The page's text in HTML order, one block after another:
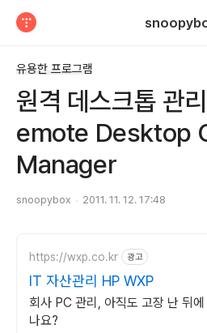
유용한 프로그램
원격 데스크톱 관
emote Desktop
Manager
snoopybox 2011. 11. 12. 17:48
https://wxp.co.kr 광고
IT 자산관리 HP WXP
회사 PC 관리, 아직도 고장 난 뒤에
나요?